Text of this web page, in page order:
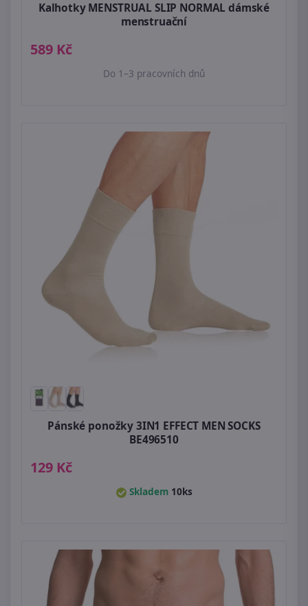
Kalhotky MENSTRUAL SLIP NORMAL dámské
menstruační
589 Kč
Do 1–3 pracovních dnů
Pánské ponožky 3IN1 EFFECT MEN SOCKS
BE496510
129 Kč
Skladem 10ks